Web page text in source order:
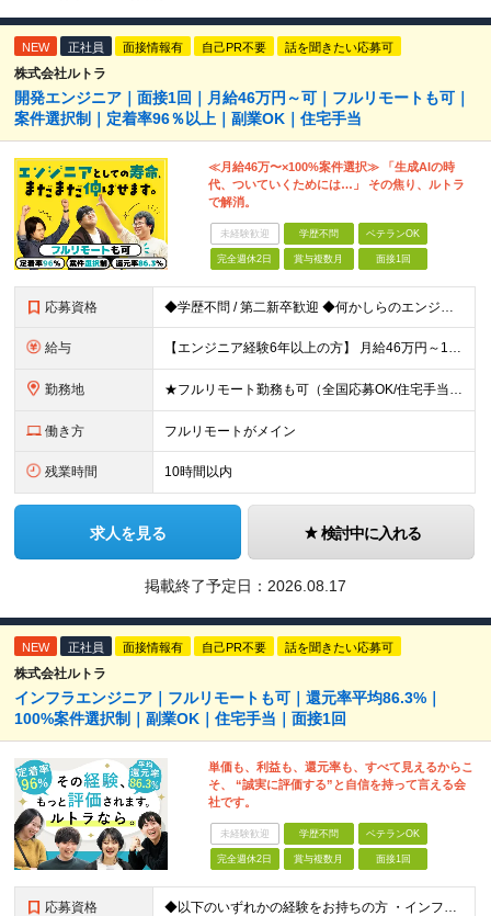
ア（PG）／その他・アプリケーション開発エンジニア（PG）
／テクニカルサポート・ヘルプデスク／セキュリティエンジニ
ア／社内SE・情報システムエンジニア／その他IT・Webエンジ
ニア関連職／Webアプリケーション開発（PM・PL）／組込
系・IoT（PM・PL）／その他マネジメント関連職／ITコンサル
タント／SAP・ERP導入コンサルタント／プリセールス／500
万円以上
NEW 正社員 面接情報有 自己PR不要 話を聞きたい応募可
株式会社ルトラ
開発エンジニア｜面接1回｜月給46万円～可｜フルリモートも可｜
案件選択制｜定着率96％以上｜副業OK｜住宅手当
≪月給46万〜×100%案件選択≫ 「生成AIの時
代、ついていくためには…」 その焦り、ルトラ
で解消。
未経験歓迎 学歴不問 ベテランOK
完全週休2日 賞与複数月 面接1回
応募資格 ◆学歴不問 / 第二新卒歓迎 ◆何かしらのエンジニア経験をお持ちの方 （言語・期間・フェーズ不問） 経験浅めの方も遠慮なくご応募ください！ ■入社前Q＆A ────── ◎実力に見合った報酬が手に
給与 【エンジニア経験6年以上の方】 月給46万円～100万円（固定残業代含む） ※上記月給には月30時間分の固定残業代（月8万7,400円～月19万円）を含む。超過分は全額支給。 【エンジニア経験4年以
勤務地 ★フルリモート勤務も可（全国応募OK/住宅手当を支給します） ※案件によって常駐が必要になる場合があります。 ※希望がない限り、転勤はありません ※U・Iターン歓迎 ★ルトラの社員は全国各地で活躍中
働き方 フルリモートがメイン
残業時間 10時間以内
求人を見る 検討中に入れる
掲載終了予定日： 2026.08.17
NEW 正社員 面接情報有 自己PR不要 話を聞きたい応募可
株式会社ルトラ
インフラエンジニア｜フルリモートも可｜還元率平均86.3%｜
100%案件選択制｜副業OK｜住宅手当｜面接1回
単価も、利益も、還元率も、すべて見えるからこ
そ、 “誠実に評価する”と自信を持って言える会
社です。
未経験歓迎 学歴不問 ベテランOK
完全週休2日 賞与複数月 面接1回
応募資格 ◆以下のいずれかの経験をお持ちの方 ・インフラ設計・構築の実務経験（オンプレ/クラウドどちらもOK） ・クラウド環境下での運用保守に関する実務経験 ◆学歴不問 ＜こんな方は特に歓迎します＞ ◎これま